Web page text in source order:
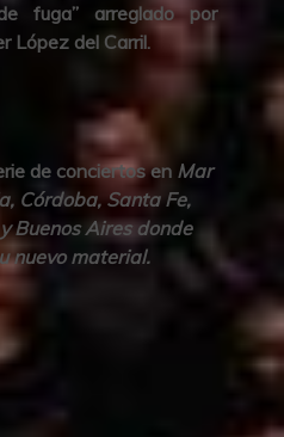
fuga” arreglado por
López del Carril.
de conciertos en Mar
Córdoba, Santa Fe,
Buenos Aires donde
nuevo material.